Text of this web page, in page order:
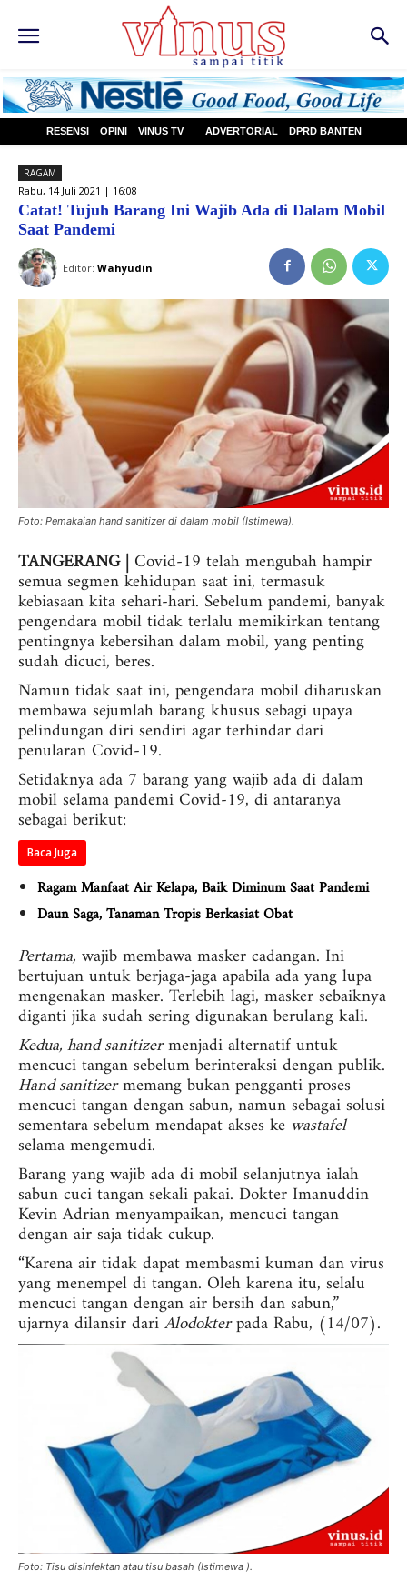
RESENSI OPINI VINUS TV ADVERTORIAL DPRD BANTEN
RAGAM
Rabu, 14 Juli 2021 | 16:08
Catat! Tujuh Barang Ini Wajib Ada di Dalam Mobil
Saat Pandemi
Editor: Wahyudin
Foto: Pemakaian hand sanitizer di dalam mobil (Istimewa).
TANGERANG | Covid-19 telah mengubah hampir
semua segmen kehidupan saat ini, termasuk
kebiasaan kita sehari-hari. Sebelum pandemi, banyak
pengendara mobil tidak terlalu memikirkan tentang
pentingnya kebersihan dalam mobil, yang penting
sudah dicuci, beres.
Namun tidak saat ini, pengendara mobil diharuskan
membawa sejumlah barang khusus sebagi upaya
pelindungan diri sendiri agar terhindar dari
penularan Covid-19.
Setidaknya ada 7 barang yang wajib ada di dalam
mobil selama pandemi Covid-19, di antaranya
sebagai berikut:
Baca Juga
Ragam Manfaat Air Kelapa, Baik Diminum Saat Pandemi
Daun Saga, Tanaman Tropis Berkasiat Obat
Pertama, wajib membawa masker cadangan. Ini
bertujuan untuk berjaga-jaga apabila ada yang lupa
mengenakan masker. Terlebih lagi, masker sebaiknya
diganti jika sudah sering digunakan berulang kali.
Kedua, hand sanitizermenjadi alternatif untuk
mencuci tangan sebelum berinteraksi dengan publik.
Hand sanitizermemang bukan pengganti proses
mencuci tangan dengan sabun, namun sebagai solusi
sementara sebelum mendapat akses ke wastafel
selama mengemudi.
Barang yang wajib ada di mobil selanjutnya ialah
sabun cuci tangan sekali pakai. Dokter Imanuddin
Kevin Adrian menyampaikan, mencuci tangan
dengan air saja tidak cukup.
“Karena air tidak dapat membasmi kuman dan virus
yang menempel di tangan. Oleh karena itu, selalu
mencuci tangan dengan air bersih dan sabun,”
ujarnya dilansir dariAlodokterpada Rabu, (14/07).
Foto: Tisu disinfektan atau tisu basah (Istimewa ).